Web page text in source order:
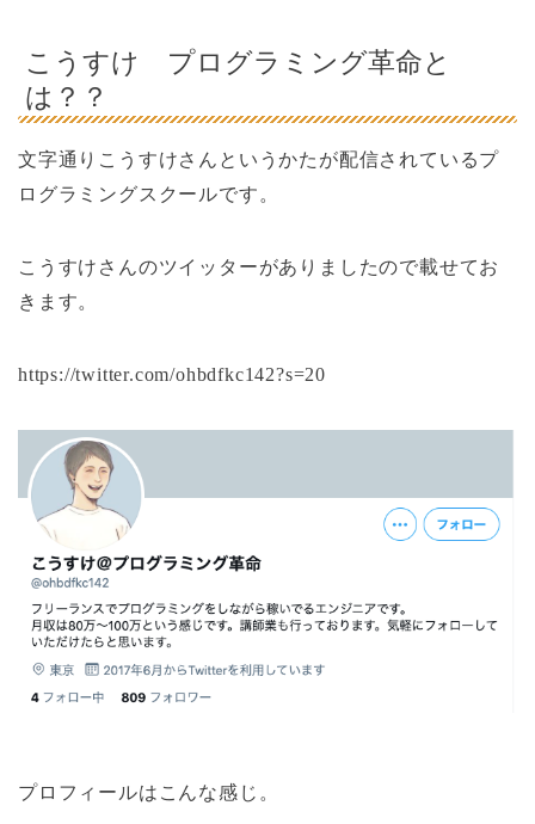
こうすけ プログラミング革命と
は？？
文字通りこうすけさんというかたが配信されているプ
ログラミングスクールです。
こうすけさんのツイッターがありましたので載せてお
きます。
https://twitter.com/ohbdfkc142?s=20
プロフィールはこんな感じ。